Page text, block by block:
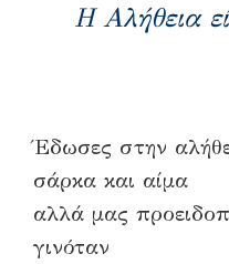
Η Αλήθεια
Έδωσες στην
σάρκα και αίμα
αλλά μας
γινόταν